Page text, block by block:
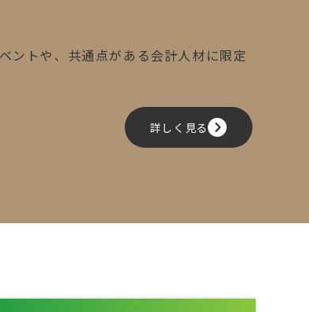
ントや、共通点がある会計人材に限定
詳しく見る